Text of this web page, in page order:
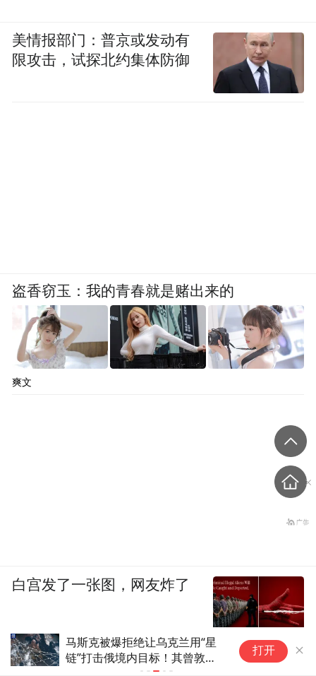
马斯克被爆拒绝让乌克兰用“星
链”打击俄境内目标！其曾敦促
乌方与俄方达成和平协议，且拒
马斯克：“
会实现”
打开
美情报部门：普京或发动有
限攻击，试探北约集体防御
盗香窃玉：我的青春就是赌出来的
爽文
白宫发了一张图，网友炸了